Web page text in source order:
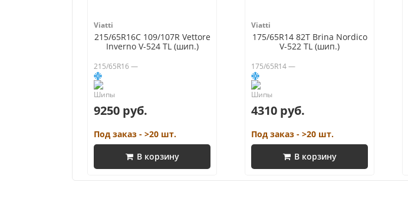
Viatti
215/65R16C 109/107R Vettore
Inverno V-524 TL (шип.)
215/65R16 —
9250 руб.
Под заказ - >20 шт.
В корзину
Viatti
175/65R14 82T Brina Nordico
V-522 TL (шип.)
175/65R14 —
4310 руб.
Под заказ - >20 шт.
В корзину